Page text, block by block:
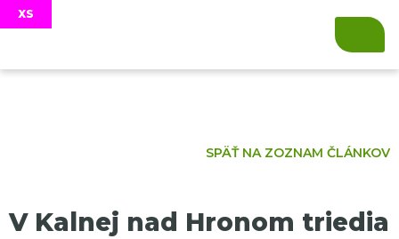
SPÄŤ NA ZOZNAM ČLÁNKOV
V Kalnej nad Hronom triedia